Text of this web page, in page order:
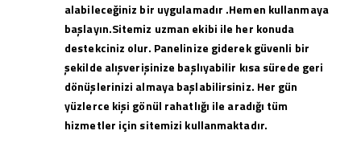
alabileceğiniz bir uygulamadır .Hemen kullanmaya
başlayın.Sitemiz uzman ekibi ile her konuda
destekciniz olur. Panelinize giderek güvenli bir
şekilde alışverişinize başlıyabilir kısa sürede geri
dönüşlerinizi almaya başlabilirsiniz. Her gün
yüzlerce kişi gönül rahatlığı ile aradığı tüm
hizmetler için sitemizi kullanmaktadır.